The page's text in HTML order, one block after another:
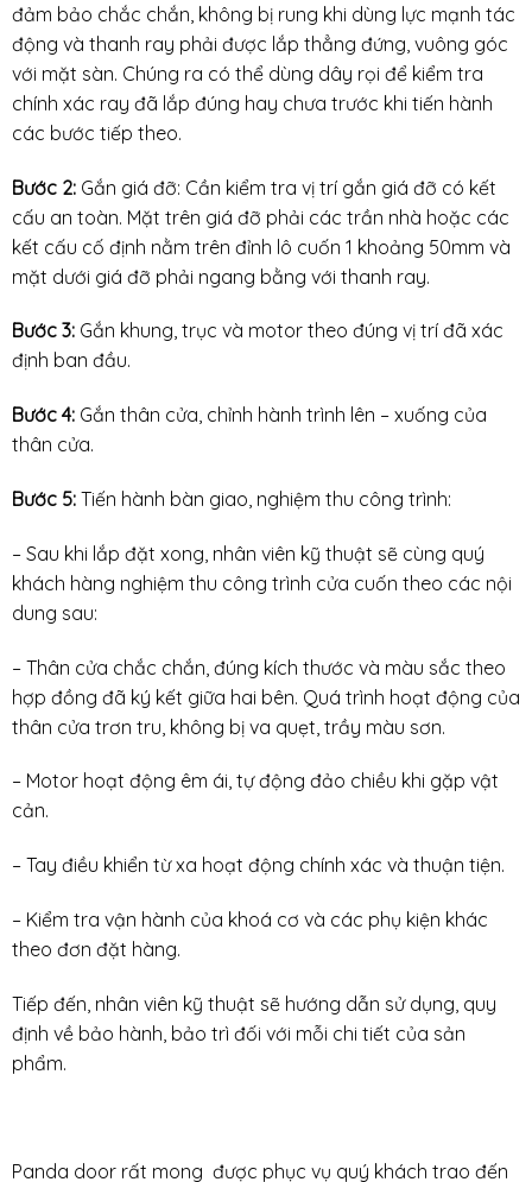
đảm bảo chắc chắn, không bị rung khi dùng lực mạnh tác
động và thanh ray phải được lắp thẳng đứng, vuông góc
với mặt sàn. Chúng ra có thể dùng dây rọi để kiểm tra
chính xác ray đã lắp đúng hay chưa trước khi tiến hành
các bước tiếp theo.
Bước 2: Gắn giá đỡ: Cần kiểm tra vị trí gắn giá đỡ có kết
cấu an toàn. Mặt trên giá đỡ phải các trần nhà hoặc các
kết cấu cố định nằm trên đỉnh lô cuốn 1 khoảng 50mm và
mặt dưới giá đỡ phải ngang bằng với thanh ray.
Bước 3: Gắn khung, trục và motor theo đúng vị trí đã xác
định ban đầu.
Bước 4: Gắn thân cửa, chỉnh hành trình lên – xuống của
thân cửa.
Bước 5: Tiến hành bàn giao, nghiệm thu công trình:
– Sau khi lắp đặt xong, nhân viên kỹ thuật sẽ cùng quý
khách hàng nghiệm thu công trình cửa cuốn theo các nội
dung sau:
– Thân cửa chắc chắn, đúng kích thước và màu sắc theo
hợp đồng đã ký kết giữa hai bên. Quá trình hoạt động của
thân cửa trơn tru, không bị va quẹt, trầy màu sơn.
– Motor hoạt động êm ái, tự động đảo chiều khi gặp vật
cản.
– Tay điều khiển từ xa hoạt động chính xác và thuận tiện.
– Kiểm tra vận hành của khoá cơ và các phụ kiện khác
theo đơn đặt hàng.
Tiếp đến, nhân viên kỹ thuật sẽ hướng dẫn sử dụng, quy
định về bảo hành, bảo trì đối với mỗi chi tiết của sản
phẩm.
Panda door rất mong được phục vụ quý khách trao đến